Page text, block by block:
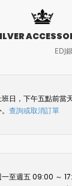
EDJ
班日，下午五點前當
查詢或取消訂單
一至週五 09:00 ～